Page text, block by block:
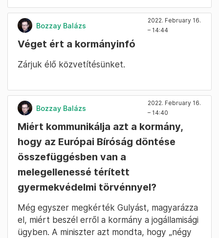
Bozzay Balázs
2022. February 16.
– 14:44
Véget ért a kormányinfó
Zárjuk élő közvetítésünket.
Bozzay Balázs
2022. February 16.
– 14:40
Miért kommunikálja azt a kormány,
hogy az Európai Bíróság döntése
összefüggésben van a
melegellenessé térített
gyermekvédelmi törvénnyel?
Még egyszer megkérték Gulyást, magyarázza
el, miért beszél erről a kormány a jogállamisági
ügyben. A miniszter azt mondta, hogy „négy